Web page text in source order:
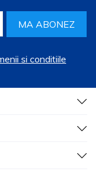
- Veterinar -
la preturi
MA ABONEZ
si conditiile